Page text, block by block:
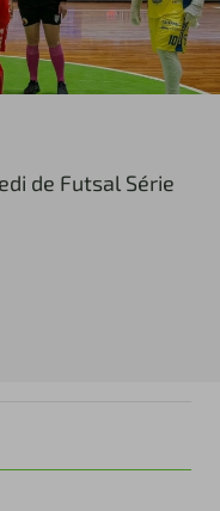
de Futsal Série